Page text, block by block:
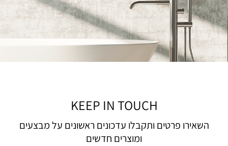
KEEP IN TOUCH
השאירו פרטים ותקבלו עדכונים ראשונים על מבצעים
ומוצרים חדשים